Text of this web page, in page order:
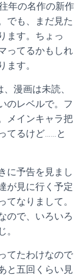
年の名作の新作
でも、まだ見た
ます。ちょっ
ってるかもしれ
す。
漫画は未読、
のレベルで。フ
メインキャラ把
てるけど……と
に予告を見まし
が見に行く予定
なりまして。
ので、いろいろ
てたわけなので
と五回くらい見